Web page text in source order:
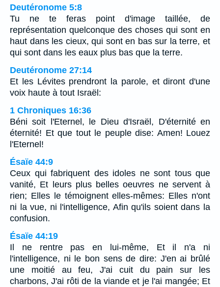
Deutéronome 5:8
Tu ne te feras point d'image taillée, de
représentation quelconque des choses qui sont en
haut dans les cieux, qui sont en bas sur la terre, et
qui sont dans les eaux plus bas que la terre.
Deutéronome 27:14
Et les Lévites prendront la parole, et diront d'une
voix haute à tout Israël:
1 Chroniques 16:36
Béni soit l'Eternel, le Dieu d'Israël, D'éternité en
éternité! Et que tout le peuple dise: Amen! Louez
l'Eternel!
Ésaïe 44:9
Ceux qui fabriquent des idoles ne sont tous que
vanité, Et leurs plus belles oeuvres ne servent à
rien; Elles le témoignent elles-mêmes: Elles n'ont
ni la vue, ni l'intelligence, Afin qu'ils soient dans la
confusion.
Ésaïe 44:19
Il ne rentre pas en lui-même, Et il n'a ni
l'intelligence, ni le bon sens de dire: J'en ai brûlé
une moitié au feu, J'ai cuit du pain sur les
charbons, J'ai rôti de la viande et je l'ai mangée; Et